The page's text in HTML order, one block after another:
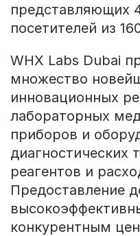
представляющих
посетителей из
WHX Labs Dubai
множество
инновационных
лабораторных
приборов и
диагностических
реагентов и
Предоставление
конкурентным